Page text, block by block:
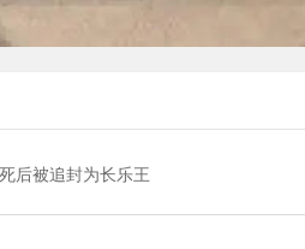
死后被追封为长乐王